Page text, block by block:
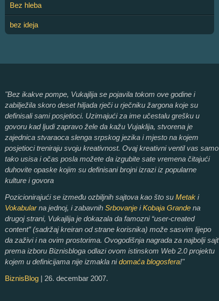
Bez hleba
bez ideja
"Bez ikakve pompe, Vukajlija se pojavila tokom ove godine i
zabilježila skoro deset hiljada rječi u rječniku žargona koje su
definisali sami posjetioci. Uzimajući za ime učestalu grešku u
govoru kad ljudi zapravo žele da kažu Vujaklija, stvorena je
zajednica stvaraoca slenga srpskog jezika i mjesto na kojem
posjetioci treniraju svoju kreativnost. Ovaj kreativni ventil vas samo
tako usisa i očas posla možete da izgubite sate vremena čitajući
duhovite opaske kojim su definisani brojni izrazi iz popularne
kulture i govora
Pozicionirajući se između ozbiljnih sajtova kao što su Metak i
Vokabularna jednoj, i zabavnih Srbovanje iKobaja Grande na
drugoj strani, Vukajlija je dokazala da famozni “user-created
content” (sadržaj kreiran od strane korisnika) može sasvim lijepo
da zaživi i na ovim prostorima. Ovogodišnja nagrada za najbolji sajt
prema izboru Biznisbloga odlazi ovom istinskom Web 2.0 projektu
kojem u definicijama nije izmakla nidomaća blogosfera!"
BiznisBlog | 26. decembar 2007.